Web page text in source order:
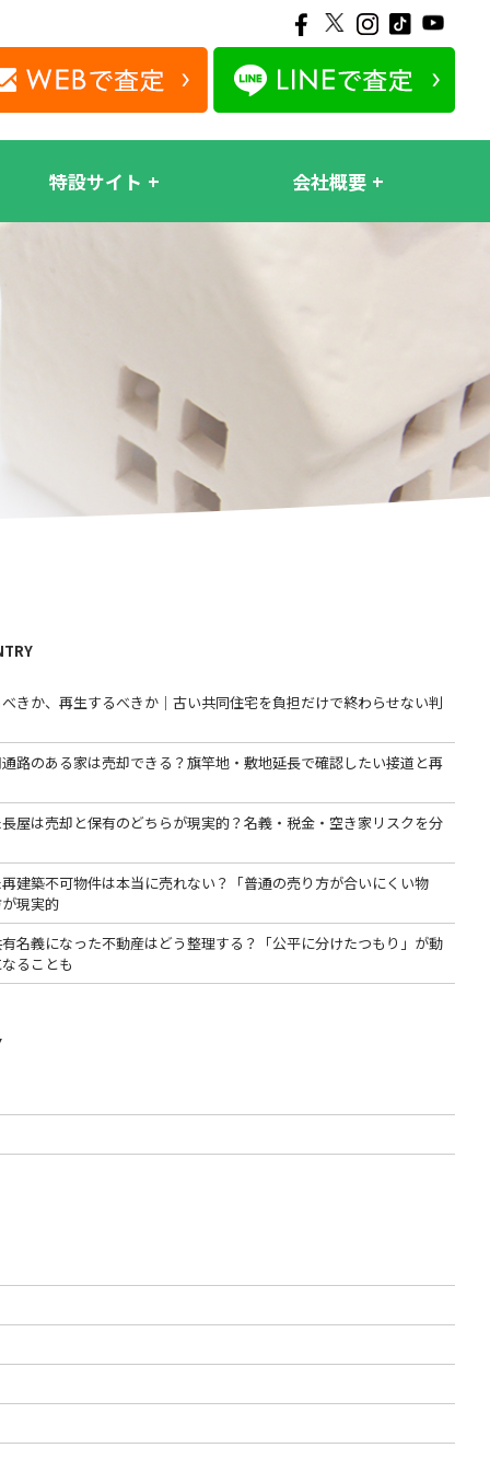
特設サイト 会社概要
きか、再生するべきか｜古い共同住宅を負担だけで終わらせない判
通路のある家は売却できる？旗竿地・敷地延長で確認したい接道と再
屋は売却と保有のどちらが現実的？名義・税金・空き家リスクを分
建築不可物件は本当に売れない？「普通の売り方が合いにくい物
現実的
名義になった不動産はどう整理する？「公平に分けたつもり」が動
ることも